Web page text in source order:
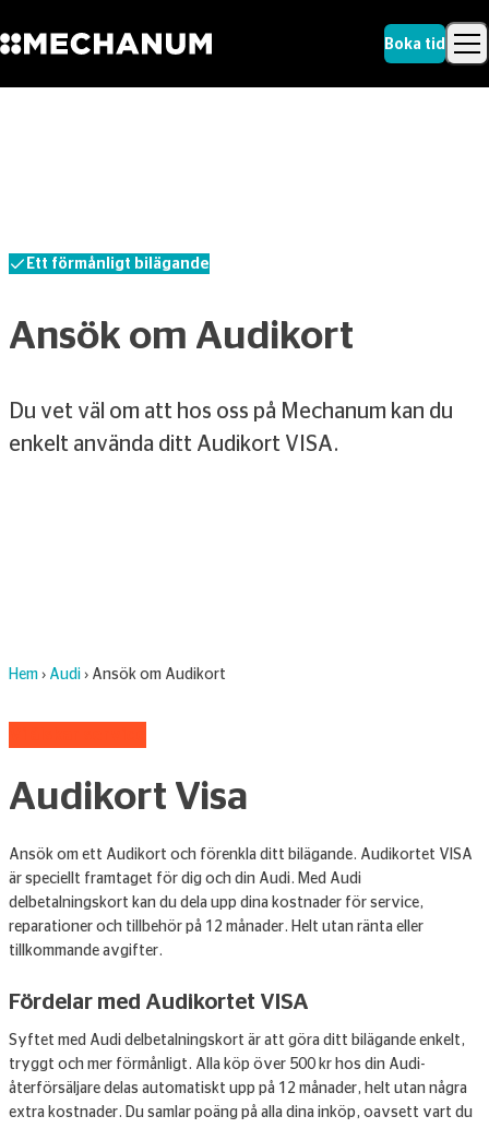
Boka tid
Ett förmånligt bilägande
Ansök om Audikort
Du vet väl om att hos oss på Mechanum kan du
enkelt använda ditt Audikort VISA.
Hem › Audi › Ansök om Audikort
Audikort Visa
Ansök om ett Audikort och förenkla ditt bilägande. Audikortet VISA
är speciellt framtaget för dig och din Audi. Med Audi
delbetalningskort kan du dela upp dina kostnader för service,
reparationer och tillbehör på 12 månader. Helt utan ränta eller
tillkommande avgifter.
Fördelar med Audikortet VISA
Syftet med Audi delbetalningskort är att göra ditt bilägande enkelt,
tryggt och mer förmånligt. Alla köp över 500 kr hos din Audi-
återförsäljare delas automatiskt upp på 12 månader, helt utan några
extra kostnader. Du samlar poäng på alla dina inköp, oavsett vart du